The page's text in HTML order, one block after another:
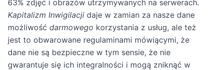
63% zdjęć i obrazów utrzymywanych na serwerach.
Kapitalizm Inwigilacji daje w zamian za nasze dane
możliwość darmowego korzystania z usług, ale też
jest to obwarowane regulaminami mówiącymi, że
dane nie są bezpieczne w tym sensie, że nie
gwarantuje się ich integralności i mogą zniknąć w